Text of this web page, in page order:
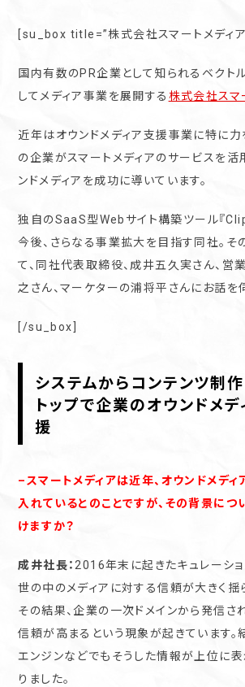
[su_box title=”株式会社スマートメディア
国内有数のPR企業として知られるベクト
してメディア事業を展開する 株式会社スマ
近年はオウンドメディア支援事業に特に力
の企業がスマートメディアのサービスを活
ンドメディアを成功に導いています。
独自のSaaS型Webサイト構築ツール『
今後、さらなる事業拡大を目指す同社。そ
て、同社代表取締役、成井五久実さん、営
之さん、マーケターの浦将平さんにお話を
[/su_box]
システムからコンテンツ制作
トップで企業のオウンドメ
援
–スマートメディアは近年、オウンドメデ
入れているとのことですが、その背景につ
けますか？
成井社長：2016年末に起きたキュレーシ
世の中のメディアに対する信頼が大きく揺
その結果、企業の一次ドメインから発信さ
信頼が高まるという現象が起きています。
エンジンなどでもそうした情報が上位に
りました。